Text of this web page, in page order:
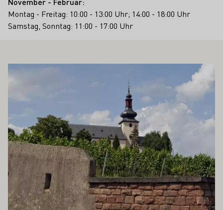
Montag - Freitag: 10:00 - 13:00 Uhr; 14:00 - 18:00 Uhr
Samstag, Sonntag: 11:00 - 17:00 Uhr
INTERESSIEREN